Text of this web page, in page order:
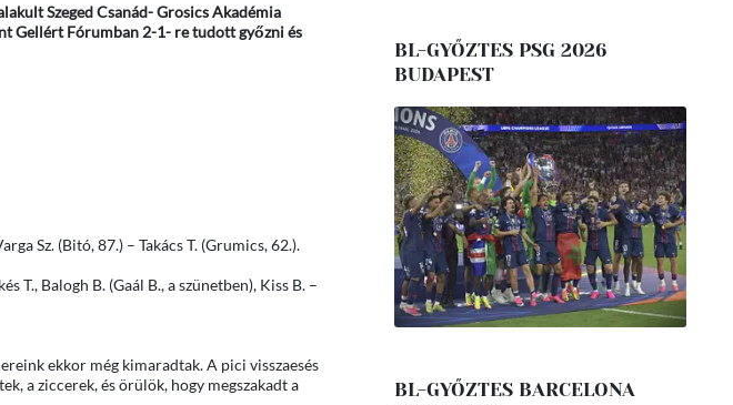
Szeged Csanád- Grosics Akadémia
Gellért Fórumban 2-1- re tudott győzni és
Sz. (Bitó, 87.) – Takács T. (Grumics, 62.).
T., Balogh B. (Gaál B., a szünetben), Kiss B. –
ekkor még kimaradtak. A pici visszaesés
a ziccerek, és örülök, hogy megszakadt a
BL-GYŐZTES PSG 2026
BUDAPEST
BL-GYŐZTES BARCELONA